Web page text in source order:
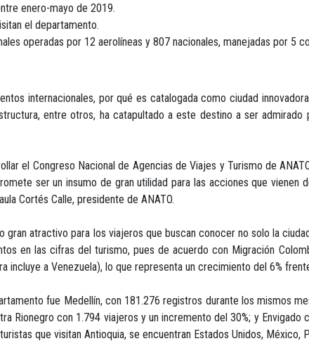
enero-mayo de 2019.
el departamento.
operadas por 12 aerolíneas y 807 nacionales, manejadas por 5
internacionales, por qué es catalogada como ciudad
entre otros, ha catapultado a este destino a ser
el Congreso Nacional de Agencias de Viajes y Turismo de
ser un insumo de gran utilidad para las acciones que vienen
Cortés Calle, presidente de ANATO.
gran atractivo para los viajeros que buscan conocer no solo la
en las cifras del turismo, pues de acuerdo con Migración
a Venezuela), lo que representa un crecimiento del 6%
fue Medellín, con 181.276 registros durante los mismos
Rionegro con 1.794 viajeros y un incremento del 30%; y Envigado
que visitan Antioquia, se encuentran Estados Unidos, México,